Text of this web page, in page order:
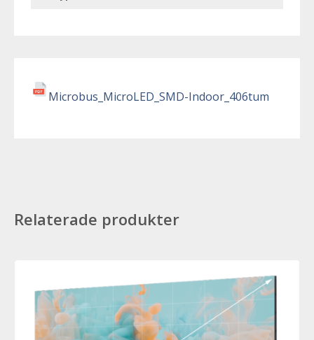
Microbus_MicroLED_SMD-Indoor_406tum
Relaterade produkter